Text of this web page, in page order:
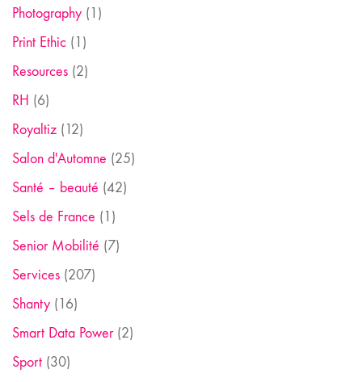
Photography (1)
Print Ethic (1)
Resources (2)
RH (6)
Royaltiz (12)
Salon d'Automne (25)
Santé – beauté (42)
Sels de France (1)
Senior Mobilité (7)
Services (207)
Shanty (16)
Smart Data Power(2)
Sport (30)